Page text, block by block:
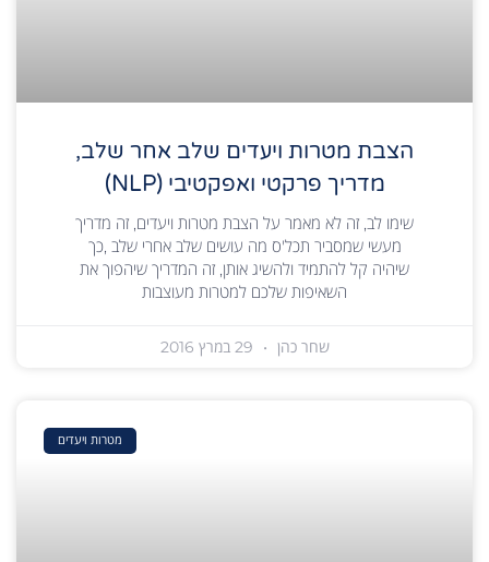
הצבת מטרות ויעדים שלב אחר שלב,
מדריך פרקטי ואפקטיבי (NLP)
שימו לב, זה לא מאמר על הצבת מטרות ויעדים, זה מדריך
מעשי שמסביר תכל'ס מה עושים שלב אחרי שלב ,כך
שיהיה קל להתמיד ולהשיג אותן, זה המדריך שיהפוך את
השאיפות שלכם למטרות מעוצבות
שחר כהן
מטרות ויעדים